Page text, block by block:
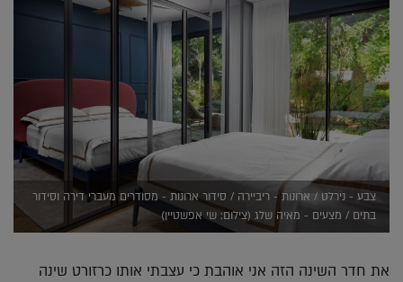
צבע - נירלט / ארונות - ריביירה / סידור ארונות - מסודרים מעברי דירה וסידור
בתים / מצעים - מאיה שלג (צילום: שי אפשטיין)
את חדר השינה הזה אני אוהבת כי עצבתי אותו כרזורט שינה